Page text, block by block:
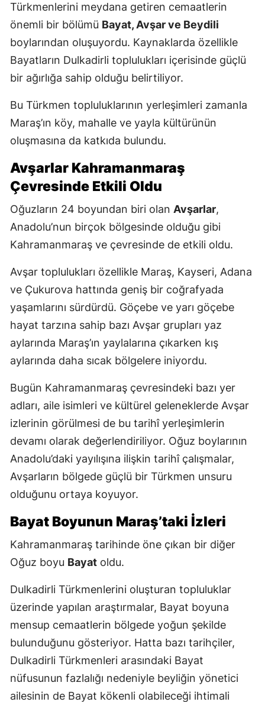
Türkmenlerini meydana getiren cemaatlerin
önemli bir bölümü Bayat, Avşar ve Beydili
boylarından oluşuyordu. Kaynaklarda özellikle
Bayatların Dulkadirli toplulukları içerisinde güçlü
bir ağırlığa sahip olduğu belirtiliyor.
Bu Türkmen topluluklarının yerleşimleri zamanla
Maraş’ın köy, mahalle ve yayla kültürünün
oluşmasına da katkıda bulundu.
Avşarlar Kahramanmaraş
Çevresinde Etkili Oldu
Oğuzların 24 boyundan biri olan Avşarlar,
Anadolu’nun birçok bölgesinde olduğu gibi
Kahramanmaraş ve çevresinde de etkili oldu.
Avşar toplulukları özellikle Maraş, Kayseri, Adana
ve Çukurova hattında geniş bir coğrafyada
yaşamlarını sürdürdü. Göçebe ve yarı göçebe
hayat tarzına sahip bazı Avşar grupları yaz
aylarında Maraş’ın yaylalarına çıkarken kış
aylarında daha sıcak bölgelere iniyordu.
Bugün Kahramanmaraş çevresindeki bazı yer
adları, aile isimleri ve kültürel geleneklerde Avşar
izlerinin görülmesi de bu tarihî yerleşimlerin
devamı olarak değerlendiriliyor. Oğuz boylarının
Anadolu’daki yayılışına ilişkin tarihî çalışmalar,
Avşarların bölgede güçlü bir Türkmen unsuru
olduğunu ortaya koyuyor.
Bayat Boyunun Maraş’taki İzleri
Kahramanmaraş tarihinde öne çıkan bir diğer
Oğuz boyu Bayat oldu.
Dulkadirli Türkmenlerini oluşturan topluluklar
üzerinde yapılan araştırmalar, Bayat boyuna
mensup cemaatlerin bölgede yoğun şekilde
bulunduğunu gösteriyor. Hatta bazı tarihçiler,
Dulkadirli Türkmenleri arasındaki Bayat
nüfusunun fazlalığı nedeniyle beyliğin yönetici
ailesinin de Bayat kökenli olabileceği ihtimali